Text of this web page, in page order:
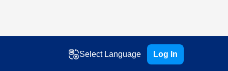
Select Language Log In